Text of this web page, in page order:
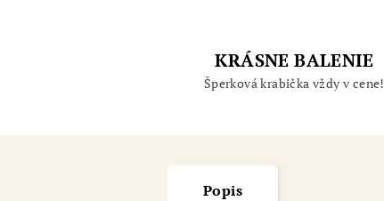
KRÁSNE BALENIE
Šperková krabička vždy v cene!
Popis